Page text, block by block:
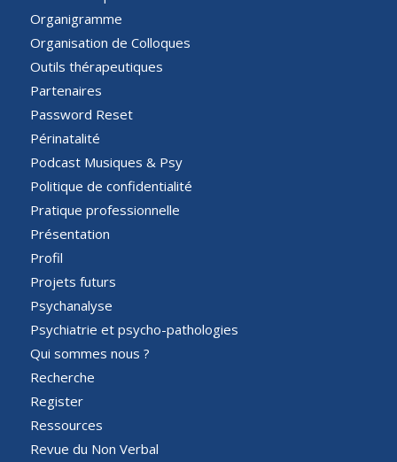
Organigramme
Organisation de Colloques
Outils thérapeutiques
Partenaires
Password Reset
Périnatalité
Podcast Musiques & Psy
Politique de confidentialité
Pratique professionnelle
Présentation
Profil
Projets futurs
Psychanalyse
Psychiatrie et psycho-pathologies
Qui sommes nous ?
Recherche
Register
Ressources
Revue du Non Verbal